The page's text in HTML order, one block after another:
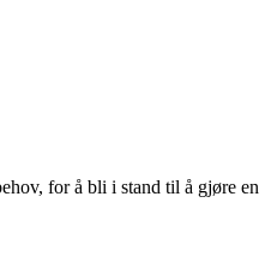
for å bli i stand til å gjøre en